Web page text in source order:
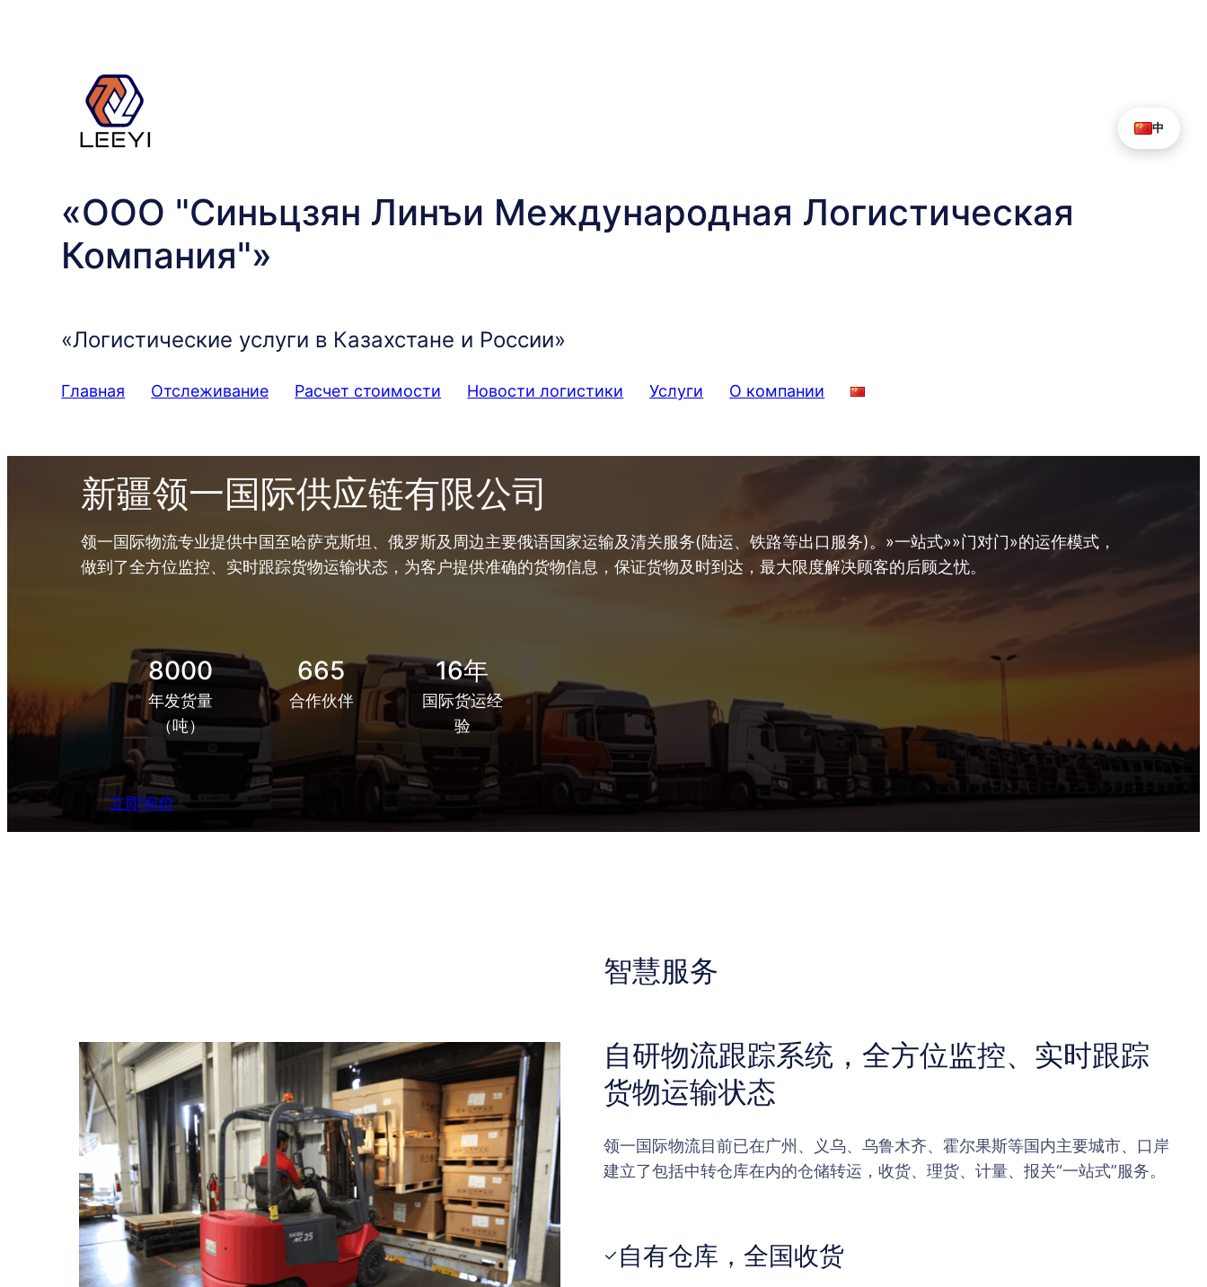
«ООО "Синьцзян Линъи Международная Логистическая
Компания"»
«Логистические услуги в Казахстане и России»
Главная Отслеживание Расчет стоимости Новости логистики Услуги О компании
新疆领一国际供应链有限公司
领一国际物流专业提供中国至哈萨克斯坦、俄罗斯及周边主要俄语国家运输及清关服务(陆运、铁路等出口服务)。»一站式»»门对门»的运作模式，
做到了全方位监控、实时跟踪货物运输状态，为客户提供准确的货物信息，保证货物及时到达，最大限度解决顾客的后顾之忧。
8000
年发货量
（吨）
665
合作伙伴
16年
国际货运经
验
立即询价
智慧服务
自研物流跟踪系统，全方位监控、实时跟踪
货物运输状态
领一国际物流目前已在广州、义乌、乌鲁木齐、霍尔果斯等国内主要城市、口岸
建立了包括中转仓库在内的仓储转运，收货、理货、计量、报关“一站式”服务。
✓ 自有仓库，全国收货
中